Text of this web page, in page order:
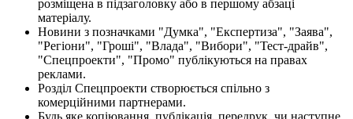
розміщена в підзаголовку або в першому абзаці
матеріалу.
Новини з позначками "Думка", "Експертиза", "Заява",
"Регіони", "Гроші", "Влада", "Вибори", "Тест-драйв",
"Спецпроекти", "Промо" публікуються на правах
реклами.
Розділ Спецпроекти створюється спільно з
комерційними партнерами.